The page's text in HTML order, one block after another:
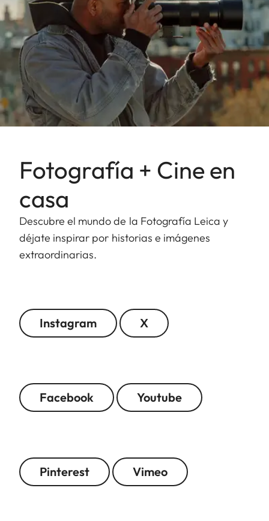
Fotografía + Cine en
casa
Descubre el mundo de la Fotografía Leica y
déjate inspirar por historias e imágenes
extraordinarias.
Instagram X
Facebook Youtube
Pinterest Vimeo